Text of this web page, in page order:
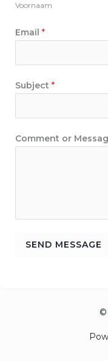
Voornaam
Email *
Subject *
Comment or
SEND MESSAGE
©